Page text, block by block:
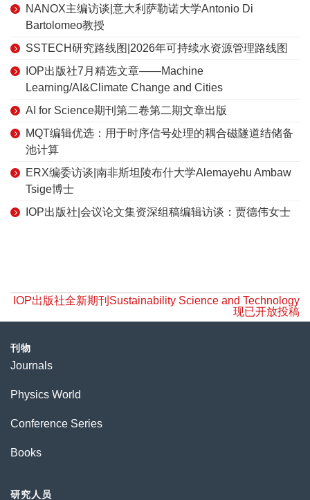
NANOX主编访谈|意大利萨勒诺大学Antonio Di
Bartolomeo教授
SSTECH研究路线图|2026年可持续水资源管理路线图
IOP出版社7月精选文章——Machine
Learning/AI&Climate Change and Cities
AI for Science期刊第二卷第二期文章出版
MQT编辑优选：用于时序信号处理的耦合磁隧道结储备
池计算
ERX编委访谈|南非斯坦陵布什大学Alemayehu Ambaw
Tsige博士
IOP出版社|会议论文集资深组稿编辑访谈：贾德伟女士
IOP出版社全新期刊Sustainability Science and Technology
现已开放投稿
刊物
Journals
Physics World
Conference Series
Books
研究人员